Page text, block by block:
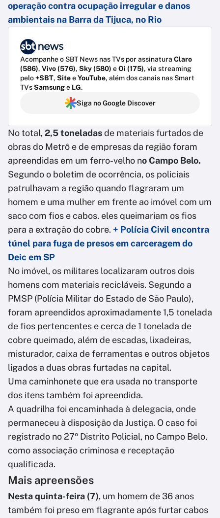
operação contra ocupação irregular e danos
ambientais na Barra da Tijuca, no Rio
Acompanhe o SBT News nas TVs por assinatura Claro
(586), Vivo (576), Sky (580) eOi (175), via streaming
pelo+SBT, SiteeYouTube, além dos canais nas Smart
TVsSamsunge LG.
Siga no Google Discover
No total, 2,5 toneladasde materiais furtados de
obras do Metrô e de empresas da região foram
apreendidas em um ferro-velho no Campo Belo.
Segundo o boletim de ocorrência, os policiais
patrulhavam a região quando flagraram um
homem e uma mulher em frente ao imóvel com um
saco com fios e cabos. eles queimariam os fios
para a extração do cobre. + Polícia Civil encontra
túnel para fuga de presos em carceragem do
Deic em SP
No imóvel, os militares localizaram outros dois
homens com materiais recicláveis. Segundo a
PMSP (Polícia Militar do Estado de São Paulo),
foram apreendidos aproximadamente 1,5 tonelada
de fios pertencentes e cerca de 1 tonelada de
cobre queimado, além de escadas, lixadeiras,
misturador, caixa de ferramentas e outros objetos
ligados a duas obras furtadas na capital.
Uma caminhonete que era usada no transporte
dos itens também foi apreendida.
A quadrilha foi encaminhada à delegacia, onde
permaneceu à disposição da Justiça. O caso foi
registrado no 27º Distrito Policial, no Campo Belo,
como associação criminosa e receptação
qualificada.
Mais apreensões
Nesta quinta-feira (7), um homem de 36 anos
também foi preso em flagrante após furtar cabos